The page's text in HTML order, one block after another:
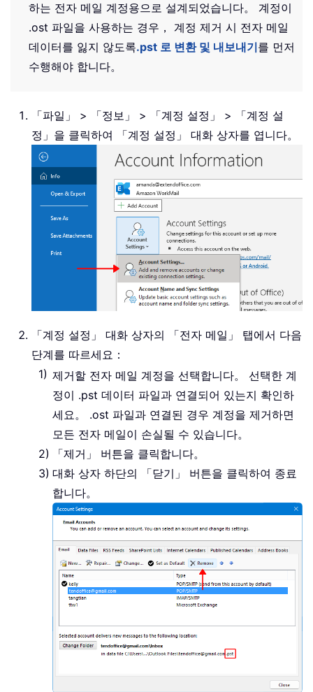
하는 전자 메일 계정용으로 설계되었습니다。 계정이
.ost 파일을 사용하는 경우， 계정 제거 시 전자 메일
데이터를 잃지 않도록.pst 로 변환 및 내보내기를 먼저
수행해야 합니다。
「파일」 > 「정보」 > 「계정 설정」 > 「계정 설
정」을 클릭하여 「계정 설정」 대화 상자를 엽니다。
「계정 설정」 대화 상자의 「전자 메일」 탭에서 다음
단계를 따르세요：
제거할 전자 메일 계정을 선택합니다。
선택한 계
정이 .pst 데이터 파일과 연결되어 있는지 확인하
세요。 .ost 파일과 연결된 경우 계정을 제거하면
모든 전자 메일이 손실될 수 있습니다。
「제거」 버튼을 클릭합니다。
대화 상자 하단의 「닫기」 버튼을 클릭하여 종료
합니다。